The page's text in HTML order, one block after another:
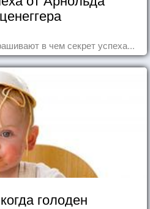
в чем секрет успеха...
голоден